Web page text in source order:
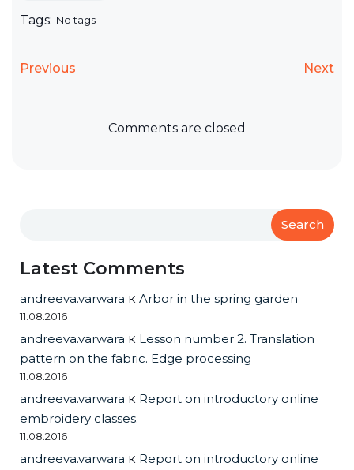
Tags: No tags
Previous Next
Comments are closed
Search
Latest Comments
andreeva.varwara к Arbor in the spring garden
11.08.2016
andreeva.varwara к Lesson number 2. Translation
pattern on the fabric. Edge processing
11.08.2016
andreeva.varwara к Report on introductory online
embroidery classes.
11.08.2016
andreeva.varwara к Report on introductory online